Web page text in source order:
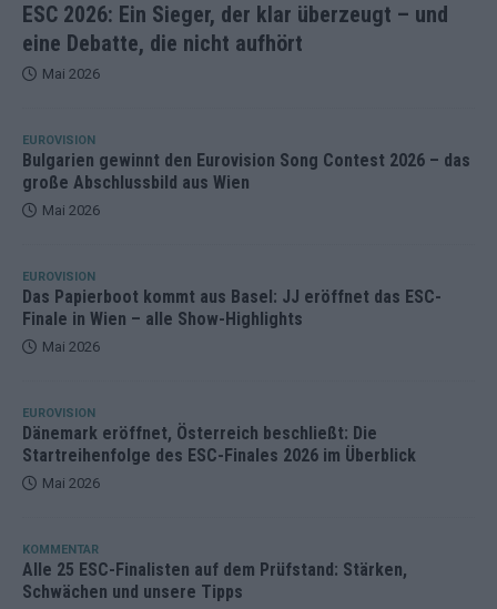
ESC 2026: Ein Sieger, der klar überzeugt – und
eine Debatte, die nicht aufhört
Mai 2026
EUROVISION
Bulgarien gewinnt den Eurovision Song Contest 2026 – das
große Abschlussbild aus Wien
Mai 2026
EUROVISION
Das Papierboot kommt aus Basel: JJ eröffnet das ESC-
Finale in Wien – alle Show-Highlights
Mai 2026
EUROVISION
Dänemark eröffnet, Österreich beschließt: Die
Startreihenfolge des ESC-Finales 2026 im Überblick
Mai 2026
KOMMENTAR
Alle 25 ESC-Finalisten auf dem Prüfstand: Stärken,
Schwächen und unsere Tipps